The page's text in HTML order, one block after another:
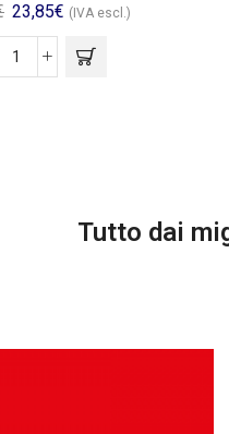
23,85€ (IVA escl.)
Tutto dai